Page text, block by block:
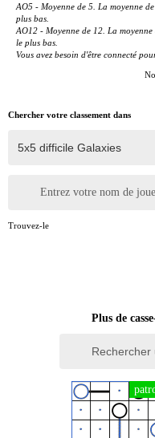
AO5 - Moyenne de 5. La moyenne
plus bas.
AO12 - Moyenne de 12. La
le plus bas.
Vous avez besoin d'être connecté
Chercher votre classement dans
Entrez votre nom de
Trouvez-le
Plus de